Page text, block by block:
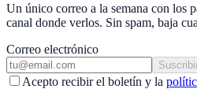
Un único correo a la semana con los
canal donde verlos. Sin spam, baja
Correo electrónico
Acepto recibir el boletín y la